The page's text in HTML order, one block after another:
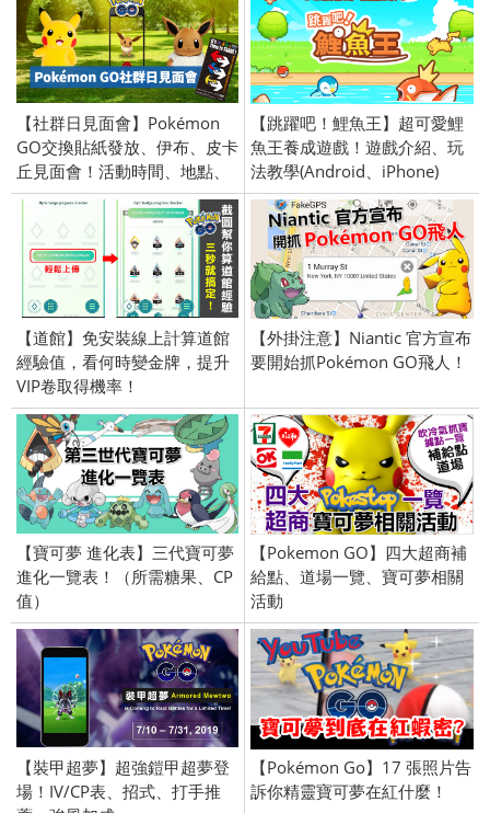
【社群日見面會】Pokémon
GO交換貼紙發放、伊布、皮卡
丘見面會！活動時間、地點、
詳情
【跳躍吧！鯉魚王】超可愛鯉
魚王養成遊戲！遊戲介紹、玩
法教學(Android、iPhone)
【道館】免安裝線上計算道館
經驗值，看何時變金牌，提升
VIP卷取得機率！
【外掛注意】Niantic 官方宣布
要開始抓Pokémon GO飛人！
【寶可夢 進化表】三代寶可夢
進化一覽表！（所需糖果、CP
值）
【Pokemon GO】四大超商補
給點、道場一覽、寶可夢相關
活動
【裝甲超夢】超強鎧甲超夢登
場！IV/CP表、招式、打手推
【Pokémon Go】17 張照片告
訴你精靈寶可夢在紅什麼！